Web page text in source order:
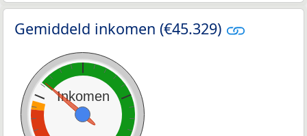
Gemiddeld inkomen (€45.329)
Inkomen